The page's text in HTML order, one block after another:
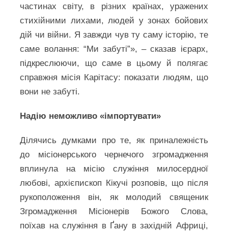
частинах світу, в різних країнах, уражених
стихійними лихами, людей у зонах бойових
дій чи війни. Я завжди чув ту саму історію, те
саме волання: “Ми забуті”», – сказав ієрарх,
підкреслюючи, що саме в цьому й полягає
справжня місія Карітасу: показати людям, що
вони не забуті.
Надію неможливо «імпортувати»
Ділячись думками про те, як приналежність
до місіонерського чернечого згромадження
вплинула на місію служіння милосердної
любові, архієпископ Кікучі розповів, що після
рукоположення він, як молодий священик
Згромадження Місіонерів Божого Слова,
поїхав на служіння в Ґану в західній Африці,